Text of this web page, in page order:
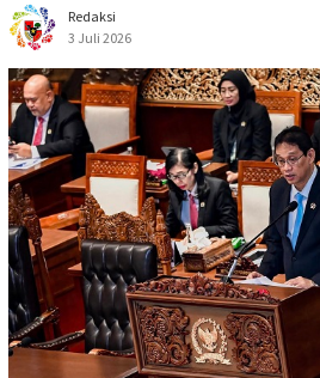
Redaksi
3 Juli 2026